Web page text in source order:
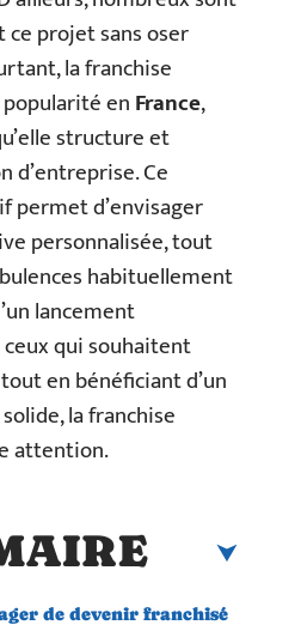
ce projet sans oser
la franchise
enFrance,
structure et
d’entreprise. Ce
permet d’envisager
personnalisée, tout
habituellement
lancement
qui souhaitent
tout en bénéficiant d’un
la franchise
attention.
de devenir franchisé